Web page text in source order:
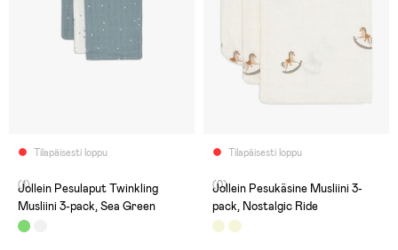
Tilapäisesti loppu
(1)
Jollein Pesulaput Twinkling
Musliini 3-pack, Sea Green
Tilapäisesti loppu
(0)
Jollein Pesukäsine Musliini 3-
pack, Nostalgic Ride